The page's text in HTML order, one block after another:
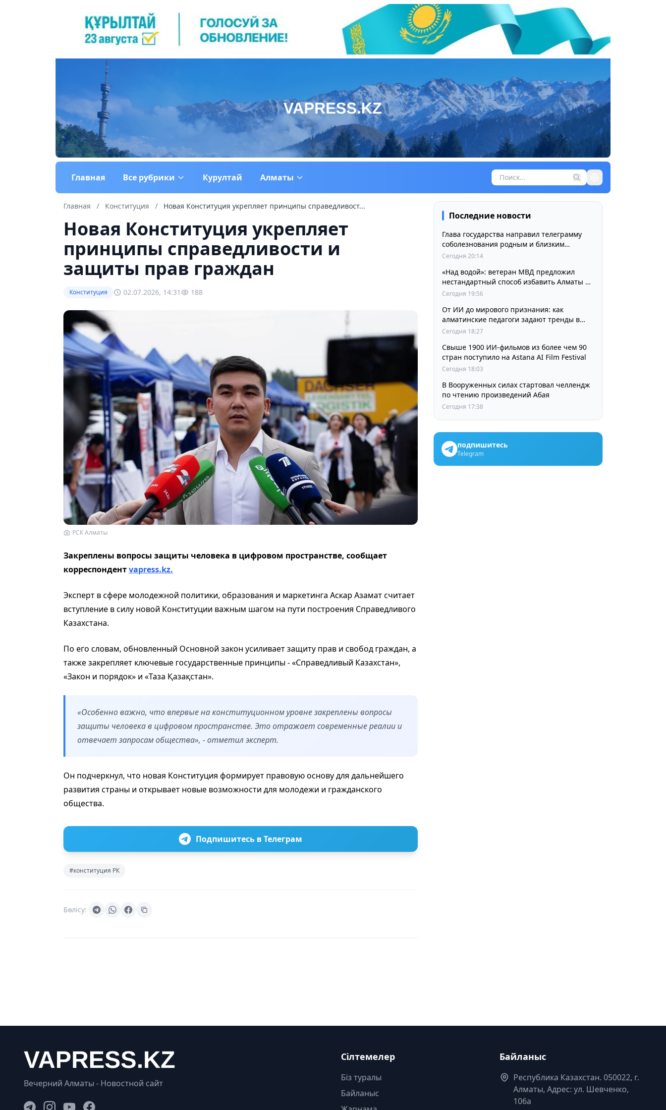
Главная Все рубрики Курултай Алматы
Главная / Конституция / Новая Конституция укрепляет принципы справедливост...
Новая Конституция укрепляет
принципы справедливости и
защиты прав граждан
Конституция 02.07.2026, 14:31 188
РСК Алматы
Закреплены вопросы защиты человека в цифровом пространстве, сообщает
корреспондентvapress.kz.
Эксперт в сфере молодежной политики, образования и маркетинга Аскар Азамат считает
вступление в силу новой Конституции важным шагом на пути построения Справедливого
Казахстана.
По его словам, обновленный Основной закон усиливает защиту прав и свобод граждан, а
также закрепляет ключевые государственные принципы - «Справедливый Казахстан»,
«Закон и порядок» и «Таза Қазақстан».
«Особенно важно, что впервые на конституционном уровне закреплены вопросы
защиты человека в цифровом пространстве. Это отражает современные реалии и
отвечает запросам общества», - отметил эксперт.
Он подчеркнул, что новая Конституция формирует правовую основу для дальнейшего
развития страны и открывает новые возможности для молодежи и гражданского
общества.
Подпишитесь в Телеграм
#конституция РК
Бөлісу:
Последние новости
Глава государства направил телеграмму
соболезнования родным и близким
выдающегося кинорежиссера Ардака
Сегодня 20:14
«Над водой»: ветеран МВД предложил
нестандартный способ избавить Алматы от
пробок и смога
Сегодня 19:56
От ИИ до мирового признания: как
алматинские педагоги задают тренды в
изучении языков
Сегодня 18:27
Свыше 1900 ИИ-фильмов из более чем 90
стран поступило на Astana AI Film Festival
Сегодня 18:03
В Вооруженных силах стартовал челлендж
по чтению произведений Абая
Сегодня 17:38
подпишитесь
Telegram
Вечерний Алматы - Новостной сайт
Сілтемелер
Біз туралы
Байланыс
Байланыс
Республика Казахстан. 050022, г.
Алматы, Адрес: ул. Шевченко,
106а